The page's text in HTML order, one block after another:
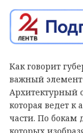
Как говорит
важный элемент
Архитектурный
которая ведет к
части. По бокам